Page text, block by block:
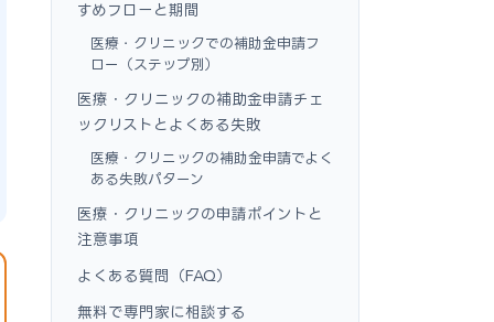
すめフローと期間
医療・クリニックでの補助金申請フ
ロー（ステップ別）
医療・クリニックの補助金申請チェ
ックリストとよくある失敗
医療・クリニックの補助金申請でよく
ある失敗パターン
医療・クリニックの申請ポイントと
注意事項
よくある質問（FAQ）
無料で専門家に相談する